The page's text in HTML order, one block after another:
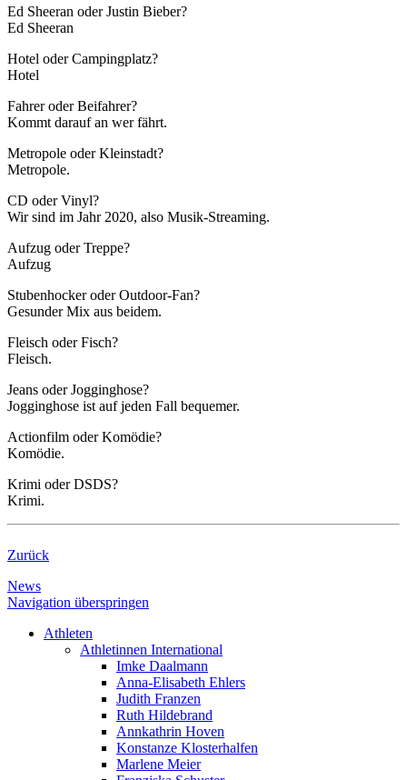
Ed Sheeran oder Justin Bieber?
Ed Sheeran
Hotel oder Campingplatz?
Hotel
Fahrer oder Beifahrer?
Kommt darauf an wer fährt.
Metropole oder Kleinstadt?
Metropole.
CD oder Vinyl?
Wir sind im Jahr 2020, also Musik-Streaming.
Aufzug oder Treppe?
Aufzug
Stubenhocker oder Outdoor-Fan?
Gesunder Mix aus beidem.
Fleisch oder Fisch?
Fleisch.
Jeans oder Jogginghose?
Jogginghose ist auf jeden Fall bequemer.
Actionfilm oder Komödie?
Komödie.
Krimi oder DSDS?
Krimi.
Zurück
News
Navigation überspringen
Athleten
Athletinnen International
Imke Daalmann
Anna-Elisabeth Ehlers
Judith Franzen
Ruth Hildebrand
Annkathrin Hoven
Konstanze Klosterhalfen
Marlene Meier